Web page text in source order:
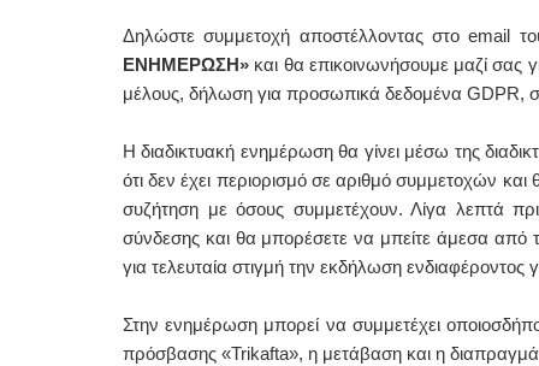
Δηλώστε συμμετοχή αποστέλλοντας στο email
ΕΝΗΜΕΡΩΣΗ» και θα επικοινωνήσουμε μαζί σας
μέλους, δήλωση για προσωπικά δεδομένα GDPR,
Η διαδικτυακή ενημέρωση θα γίνει μέσω της
ότι δεν έχει περιορισμό σε αριθμό συμμετοχών
συζήτηση με όσους συμμετέχουν. Λίγα λεπτά
σύνδεσης και θα μπορέσετε να μπείτε άμεσα από
για τελευταία στιγμή την εκδήλωση
Στην ενημέρωση μπορεί να συμμετέχει
πρόσβασης «Trikafta», η μετάβαση και η